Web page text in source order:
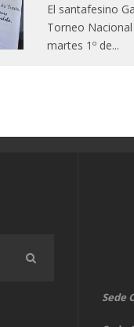
El santafesino
Torneo
martes 1º de...
Sede